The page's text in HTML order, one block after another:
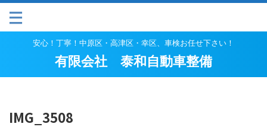
安心！丁寧！中原区・高津区・幸区、車検お任せ下さい！
有限会社 泰和自動車整備
IMG_3508